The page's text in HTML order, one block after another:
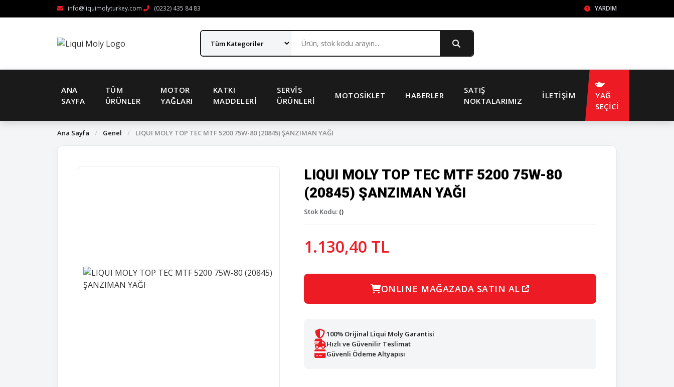
info@liquimolyturkey.com (0232) 435 84 83 YARDIM
ANA
SAYFA
TÜM
ÜRÜNLER
MOTOR
YAĞLARI
KATKI
MADDELERI
SERVIS
ÜRÜNLERI
MOTOSIKLET HABERLER
SATIŞ
NOKTALARIMIZ
İLETIŞIM
YAĞ
SEÇİCİ
Ana Sayfa / Genel / LIQUI MOLY TOP TEC MTF 5200 75W-80 (20845) ŞANZIMAN YAĞI
LIQUI MOLY TOP TEC MTF 5200 75W-80
(20845) ŞANZIMAN YAĞI
Stok Kodu: ()
1.130,40 TL
ONLINE MAĞAZADA SATIN AL
100% Orijinal Liqui Moly Garantisi
Hızlı ve Güvenilir Teslimat
Güvenli Ödeme Altyapısı